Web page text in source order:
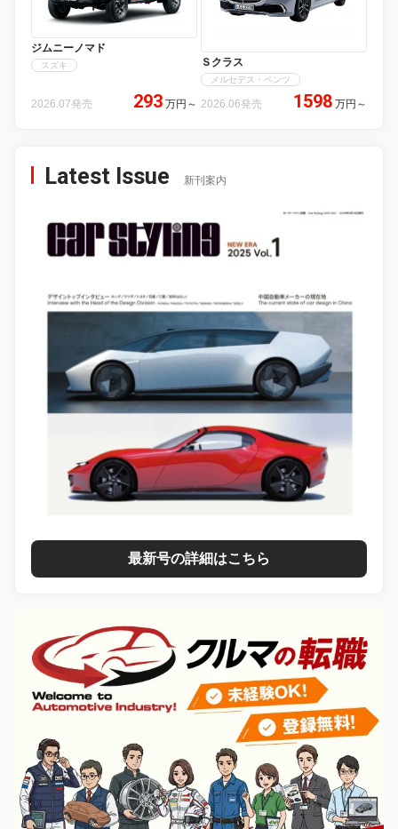
ジムニーノマド
スズキ
2026.07発売 293 万円 ～
Ｓクラス
メルセデス・ベンツ
2026.06発売 1598 万円 ～
Latest Issue 新刊案内
最新号の詳細はこちら